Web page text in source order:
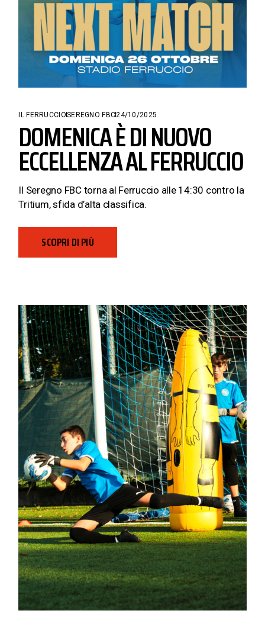
IL FERRUCCIOSEREGNO FBC24/10/2025
DOMENICA È DI NUOVO
ECCELLENZA AL FERRUCCIO
Il Seregno FBC torna al Ferruccio alle 14:30 contro la
Tritium, sfida d’alta classifica.
SCOPRI DI PIÙ